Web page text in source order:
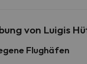
von Luigis
Flughäfen